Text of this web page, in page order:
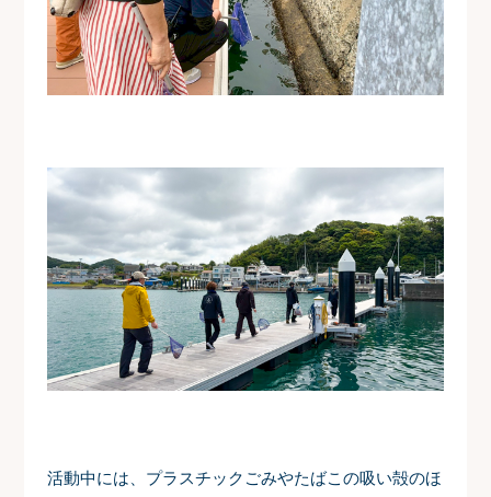
活動中には、プラスチックごみやたばこの吸い殻のほ